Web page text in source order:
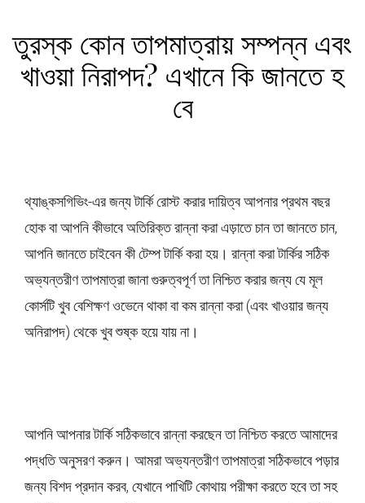
তুরস্ক কোন তাপমাত্রায় সম্পন্ন এবং
খাওয়া নিরাপদ? এখানে কি জানতে হ
বে
থ্যাঙ্কসগিভিং-এর জন্য টার্কি রোস্ট করার দায়িত্ব আপনার প্রথম বছর
হোক বা আপনি কীভাবে অতিরিক্ত রান্না করা এড়াতে চান তা জানতে চান,
আপনি জানতে চাইবেন কী টেম্প টার্কি করা হয়। রান্না করা টার্কির সঠিক
অভ্যন্তরীণ তাপমাত্রা জানা গুরুত্বপূর্ণ তা নিশ্চিত করার জন্য যে মূল
কোর্সটি খুব বেশিক্ষণ ওভেনে থাকা বা কম রান্না করা (এবং খাওয়ার জন্য
অনিরাপদ) থেকে খুব শুষ্ক হয়ে যায় না।
আপনি আপনার টার্কি সঠিকভাবে রান্না করছেন তা নিশ্চিত করতে আমাদের
পদ্ধতি অনুসরণ করুন। আমরা অভ্যন্তরীণ তাপমাত্রা সঠিকভাবে পড়ার
জন্য বিশদ প্রদান করব, যেখানে পাখিটি কোথায় পরীক্ষা করতে হবে তা সহ